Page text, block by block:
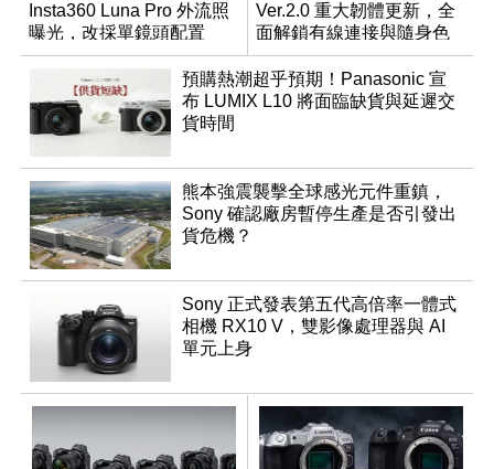
Insta360 Luna Pro 外流照
曝光，改採單鏡頭配置
Ver.2.0 重大韌體更新，全
面解鎖有線連接與隨身色
調編輯
預購熱潮超乎預期！Panasonic 宣
布 LUMIX L10 將面臨缺貨與延遲交
貨時間
熊本強震襲擊全球感光元件重鎮，
Sony 確認廠房暫停生產是否引發出
貨危機？
Sony 正式發表第五代高倍率一體式
相機 RX10 V，雙影像處理器與 AI
單元上身